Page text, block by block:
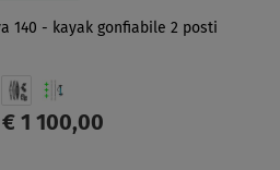
140 - kayak gonfiabile 2 posti
€ 1 100,00